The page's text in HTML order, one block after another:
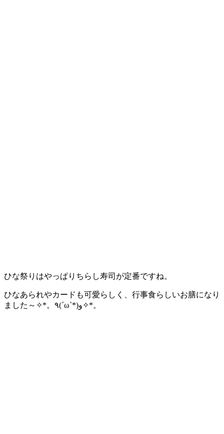
ひな祭りはやっぱりちらし寿司が定番ですね。
ひなあられやカードも可愛らしく、行事食らしいお膳になり
ました～✧*。٩(ˊωˋ*)و✧*。